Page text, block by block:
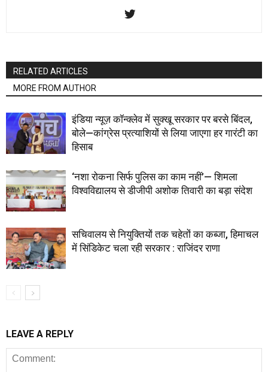
RELATED ARTICLES
MORE FROM AUTHOR
इंडिया न्यूज़ कॉन्क्लेव में सुक्खू सरकार पर बरसे बिंदल,
बोले—कांग्रेस प्रत्याशियों से लिया जाएगा हर गारंटी का
हिसाब
‘नशा रोकना सिर्फ पुलिस का काम नहीं’— शिमला
विश्वविद्यालय से डीजीपी अशोक तिवारी का बड़ा संदेश
सचिवालय से नियुक्तियों तक चहेतों का कब्जा, हिमाचल
में सिंडिकेट चला रही सरकार : राजिंदर राणा
LEAVE A REPLY